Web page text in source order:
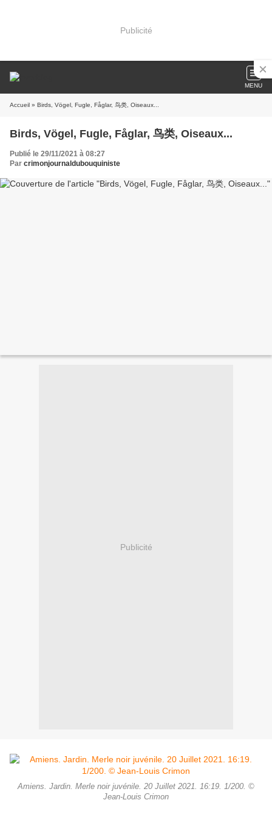
Publicité
MENU
Accueil » Birds, Vögel, Fugle, Fåglar, 鸟类, Oiseaux...
Birds, Vögel, Fugle, Fåglar, 鸟类, Oiseaux...
Publié le 29/11/2021 à 08:27
Par crimonjournaldubouquiniste
Publicité
Amiens. Jardin. Merle noir juvénile. 20 Juillet 2021. 16:19. 1/200. ©
Jean-Louis Crimon